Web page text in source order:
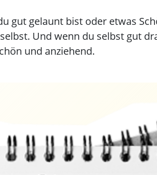
gut gelaunt bist oder etwas
Und wenn du selbst gut
und anziehend.